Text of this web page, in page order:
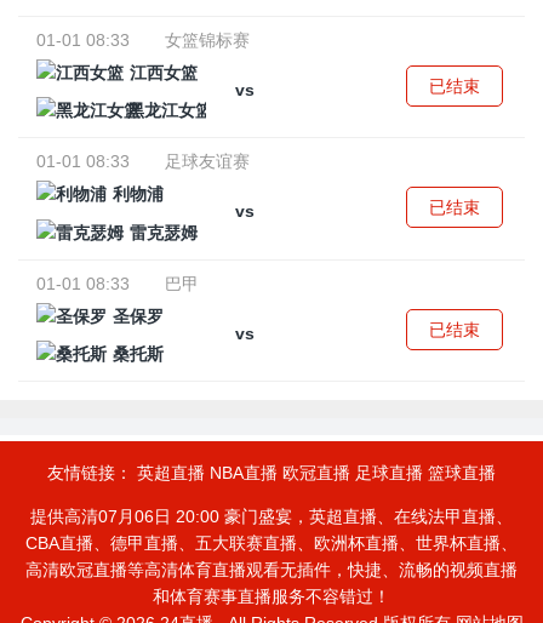
01-01 08:33
女篮锦标赛
江西女篮
vs
黑龙江女篮
已结束
01-01 08:33
足球友谊赛
利物浦
vs
雷克瑟姆
已结束
01-01 08:33
巴甲
圣保罗
vs
桑托斯
已结束
友情链接： 英超直播 NBA直播 欧冠直播 足球直播 篮球直播
提供高清07月06日 20:00 豪门盛宴，英超直播、在线法甲直播、
CBA直播、德甲直播、五大联赛直播、欧洲杯直播、世界杯直播、
高清欧冠直播等高清体育直播观看无插件，快捷、流畅的视频直播
和体育赛事直播服务不容错过！